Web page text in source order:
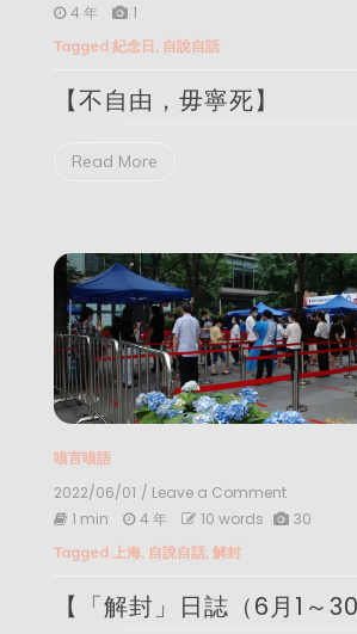
4 年 1
Tagged 紀念日 自說自話
【不自由，毋寧死】
Read More
喵言喵語
2022/06/01 / Leave a Commenton
【「解
（6
月
1 min 4 年 10 words 30
Tagged 上海, 自說自話, 解封
【「解封」日誌（6月1～